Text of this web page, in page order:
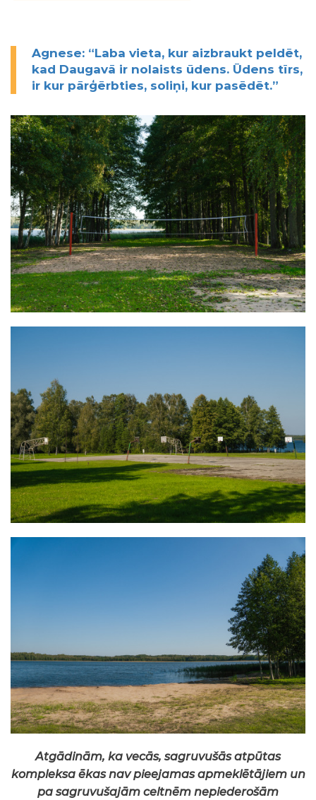
Agnese: “Laba vieta, kur aizbraukt peldēt,
kad Daugavā ir nolaists ūdens. Ūdens tīrs,
ir kur pārģērbties, soliņi, kur pasēdēt.”
Atgādinām, ka vecās, sagruvušās atpūtas
kompleksa ēkas nav pieejamas apmeklētājiem un
pa sagruvušajām celtnēm nepiederošām